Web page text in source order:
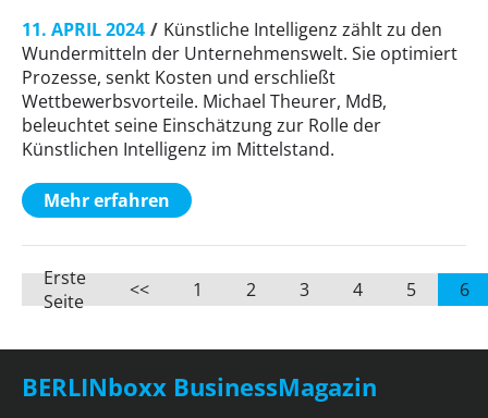
11. APRIL 2024
Künstliche Intelligenz zählt zu den
Wundermitteln der Unternehmenswelt. Sie optimiert
Prozesse, senkt Kosten und erschließt
Wettbewerbsvorteile. Michael Theurer, MdB,
beleuchtet seine Einschätzung zur Rolle der
Künstlichen Intelligenz im Mittelstand.
Mehr erfahren
Erste
Seite
<< 1 2 3 4 5 6
BERLINboxx BusinessMagazin